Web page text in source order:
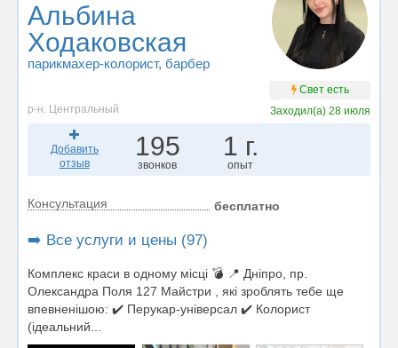
Альбина
Ходаковская
парикмахер-колорист, барбер
Свет есть
р-н. Центральный
Заходил(а) 28 июля
Добавить
отзыв
195
звонков
1 г.
опыт
Консультация бесплатно
➡️ Все услуги и цены (97)
Комплекс краси в одному місці 💣 📍 Дніпро, пр.
Олександра Поля 127 Майстри , які зроблять тебе ще
впевненішою: ✔️ Перукар-універсал ✔️ Колорист
(ідеальний...